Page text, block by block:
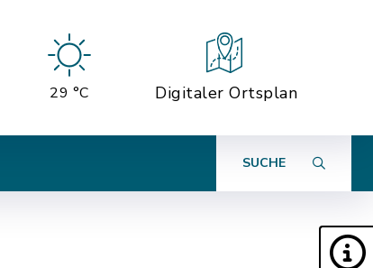
29 °C Digitaler Ortsplan
SUCHE